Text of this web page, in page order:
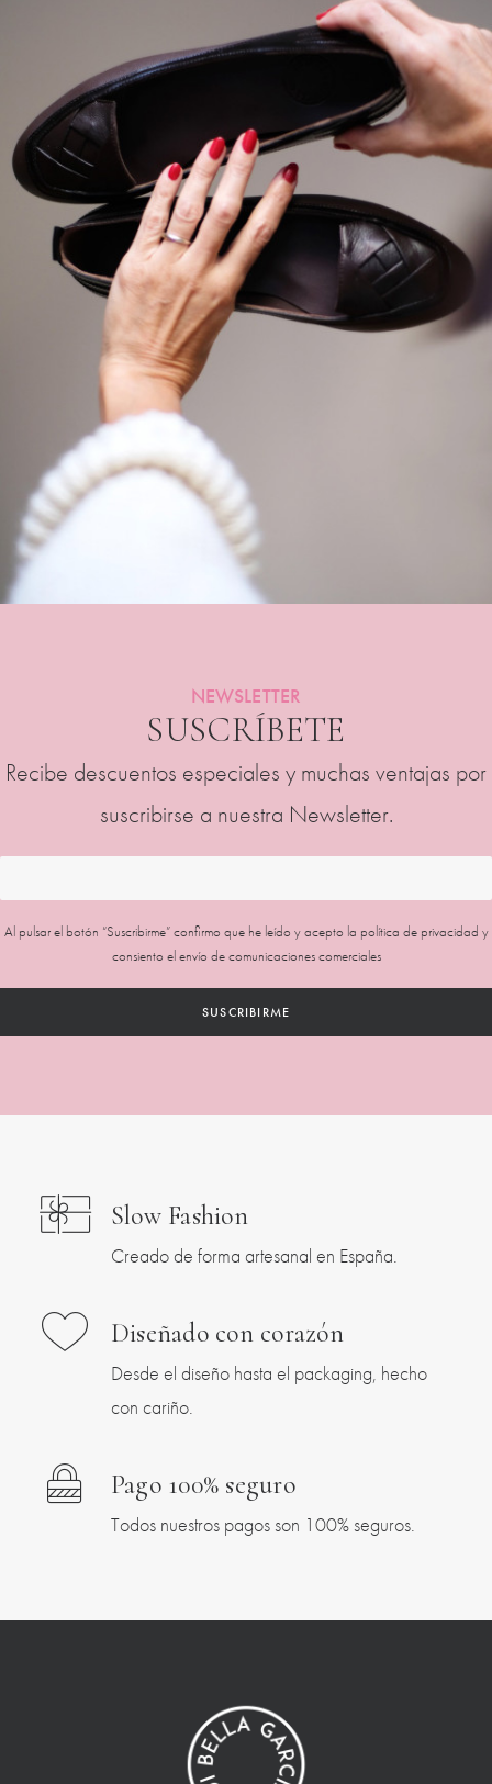
NEWSLETTER
SUSCRÍBETE
Recibe descuentos especiales y muchas ventajas por
suscribirse a nuestra Newsletter.
Al pulsar el botón “Suscribirme” confirmo que he leído y acepto la política de privacidad y
consiento el envío de comunicaciones comerciales
Slow Fashion
Creado de forma artesanal en España.
Diseñado con corazón
Desde el diseño hasta el packaging, hecho
con cariño.
Pago 100% seguro
Todos nuestros pagos son 100% seguros.